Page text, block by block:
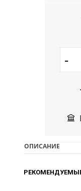
-
ОПИСАНИЕ